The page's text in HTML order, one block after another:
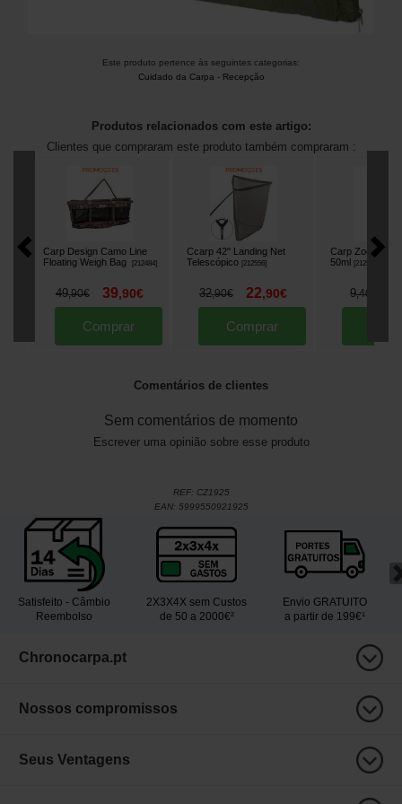
Este produto pertence às seguintes categorias:
Cuidado da Carpa - Recepção
Produtos relacionados com este artigo:
Clientes que compraram este produto também compraram :
Carp Design Camo Line
Floating Weigh Bag
[212484]
49,90€ 39,90€
Comprar
Ccarp 42" Landing Net
Telescópico [212556]
32,90€ 22,90€
Comprar
Carp Zoom Fish
50ml [212543
9,40
Comentários de clientes
Sem comentários de momento
Escrever uma opinião sobre esse produto
REF: CZ1925
EAN: 5999550921925
Satisfeito - Câmbio
Reembolso
2X3X4X sem Custos
de 50 a 2000€²
Envio GRATUITO
a partir de 199€¹
Chronocarpa.pt
Nossos compromissos
Seus Ventagens